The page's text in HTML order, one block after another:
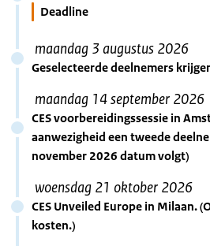
Deadline
maandag 3 augustus 2026
Geselecteerde deelnemers
maandag 14 september 2026
CES voorbereidingssessie in
aanwezigheid een tweede
november 2026 datum volgt)
woensdag 21 oktober 2026
CES Unveiled Europe in Milaan.
kosten.)